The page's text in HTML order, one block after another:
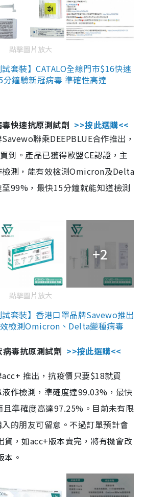
點擊圖片放大
套裝】CATALO全線門市$16快速
鐘驗新冠病毒 準確性高達
快速抗原測試劑 >>按此選購<<
聯乘DEEPBLUE合作推出，
到。產品已獲得歐盟CE認證，主
檢測，能有效檢測Omicron及Delta
99%，最快15分鐘就能知道檢測
+2
點擊圖片放大
套裝】香港口罩品牌Savewo推出
檢測Omicron、Delta變種病毒
毒抗原測試劑 >>按此選購<<
推出，抗疫價只要$18就買
作檢測，準確度達99.03%，最快
且準確度高達97.25%。目前未有限
的朋友可留意。不過訂單預計會
貨，如acc+版本賣完，將有機會改
本。